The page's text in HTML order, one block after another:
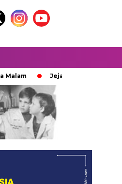
Jejak 100 Hari Pemburu Kayu